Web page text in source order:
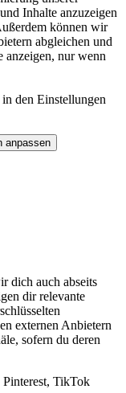
Inhalte anzuzeigen
können wir
abgleichen und
anzeigen, nur wenn
den Einstellungen
anpassen
dich auch abseits
dir relevante
externen Anbietern
sofern du deren
TikTok